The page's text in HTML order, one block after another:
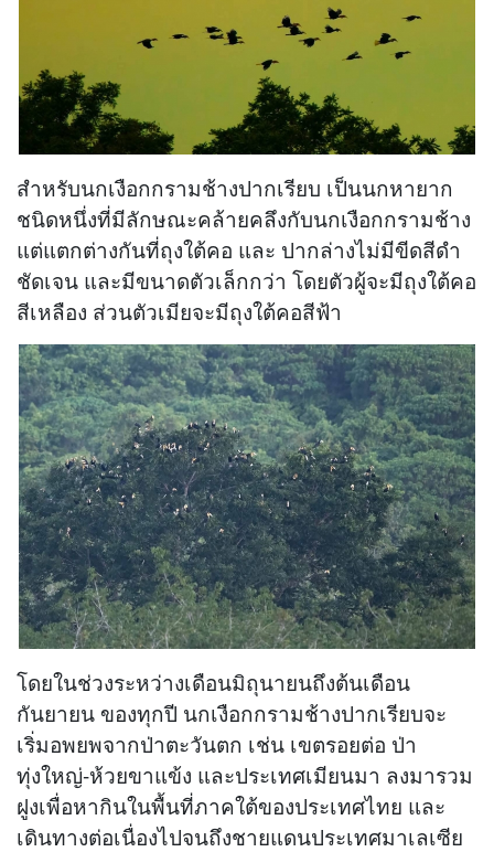
สำหรับนกเงือกกรามช้างปากเรียบ เป็นนกหายาก
ชนิดหนึ่งที่มีลักษณะคล้ายคลึงกับนกเงือกกรามช้าง
แต่แตกต่างกันที่ถุงใต้คอ และ ปากล่างไม่มีขีดสีดำ
ชัดเจน และมีขนาดตัวเล็กกว่า โดยตัวผู้จะมีถุงใต้คอ
สีเหลือง ส่วนตัวเมียจะมีถุงใต้คอสีฟ้า
โดยในช่วงระหว่างเดือนมิถุนายนถึงต้นเดือน
กันยายน ของทุกปี นกเงือกกรามช้างปากเรียบจะ
เริ่มอพยพจากป่าตะวันตก เช่น เขตรอยต่อ ป่า
ทุ่งใหญ่-ห้วยขาแข้ง และประเทศเมียนมา ลงมารวม
ฝูงเพื่อหากินในพื้นที่ภาคใต้ของประเทศไทย และ
เดินทางต่อเนื่องไปจนถึงชายแดนประเทศมาเลเซีย